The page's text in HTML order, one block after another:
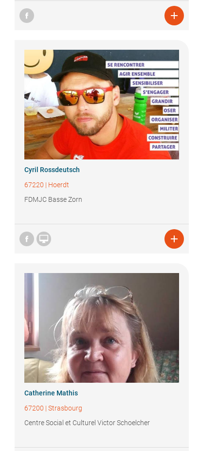

Cyril Rossdeutsch
67220 | Hoerdt
FDMJC Basse Zorn
 
Catherine Mathis
67200 | Strasbourg
Centre Social et Culturel Victor Schoelcher